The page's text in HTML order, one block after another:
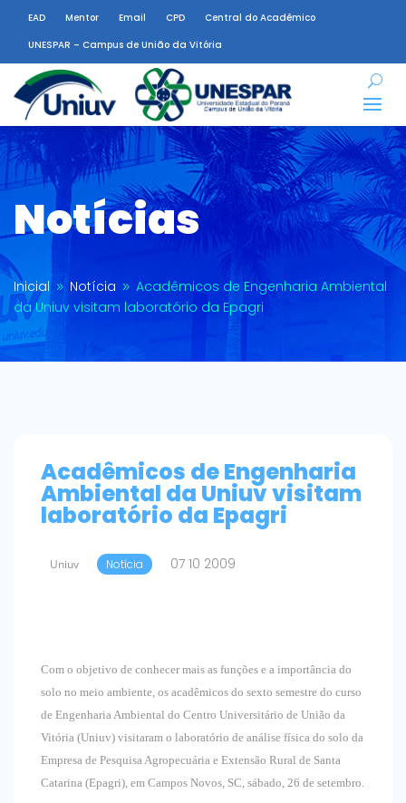
EAD Mentor Email CPD
Central do Acadêmico
UNESPAR – Campus de União da Vitória
Notícias
Inicial 9 Notícia 9 Acadêmicos de Engenharia Ambiental
da Uniuv visitam laboratório da Epagri
Acadêmicos de Engenharia
Ambiental da Uniuv visitam
laboratório da Epagri
Uniuv Notícia 07 10 2009
Com o objetivo de conhecer mais as funções e a importância do
solo no meio ambiente, os acadêmicos do sexto semestre do curso
de Engenharia Ambiental do Centro Universitário de União da
Vitória (Uniuv) visitaram o laboratório de análise física do solo da
Empresa de Pesquisa Agropecuária e Extensão Rural de Santa
Catarina (Epagri), em Campos Novos, SC, sábado, 26 de setembro.